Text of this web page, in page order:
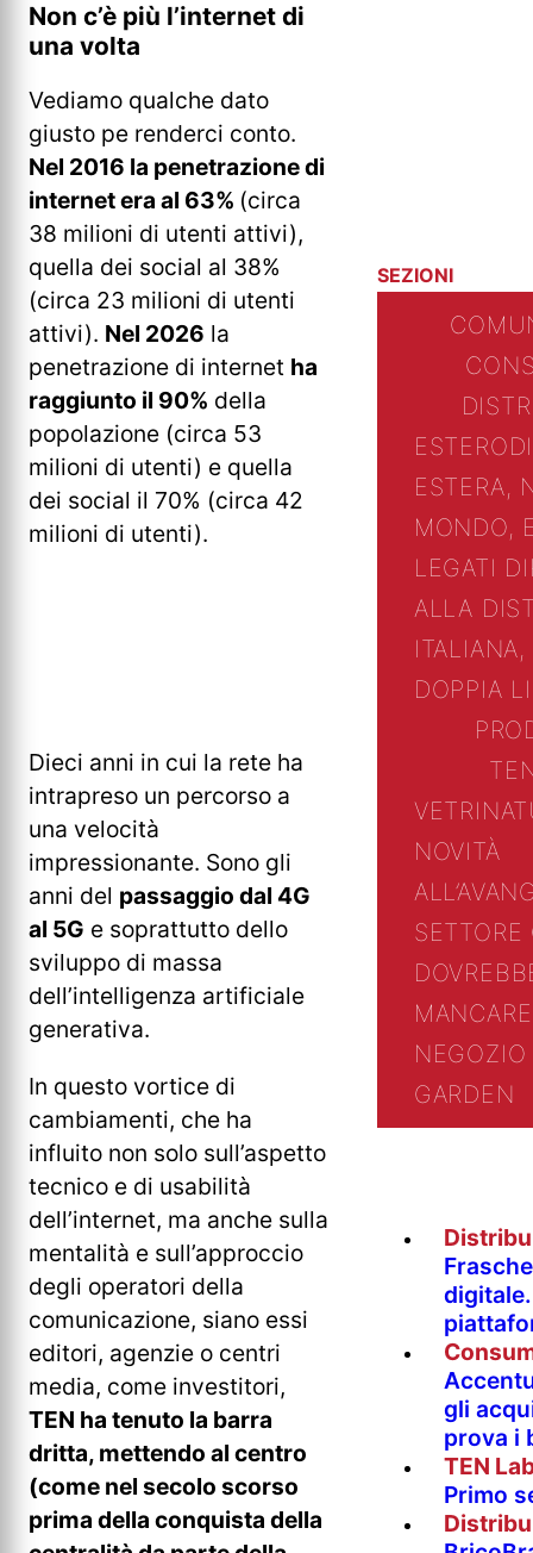
Non c’è più l’internet di
una volta
Vediamo qualche dato
giusto pe renderci conto.
Nel 2016 la penetrazione di
internet era al 63% (circa
38 milioni di utenti attivi),
quella dei social al 38%
(circa 23 milioni di utenti
attivi). Nel 2026 la
penetrazione di internet ha
raggiunto il 90% della
popolazione (circa 53
milioni di utenti) e quella
dei social il 70% (circa 42
milioni di utenti).
Dieci anni in cui la rete ha
intrapreso un percorso a
una velocità
impressionante. Sono gli
anni del passaggio dal 4G
al 5G e soprattutto dello
sviluppo di massa
dell’intelligenza artificiale
generativa.
In questo vortice di
cambiamenti, che ha
influito non solo sull’aspetto
tecnico e di usabilità
dell’internet, ma anche sulla
mentalità e sull’approccio
degli operatori della
comunicazione, siano essi
editori, agenzie o centri
media, come investitori,
TEN ha tenuto la barra
dritta, mettendo al centro
(come nel secolo scorso
prima della conquista della
SEZIONI
ESTERO
ESTERA,
MONDO,
LEGATI
ALLA
DOPPIA
VETRINA
NOVITÀ
GARDEN
gli
prova i
TEN
Primo